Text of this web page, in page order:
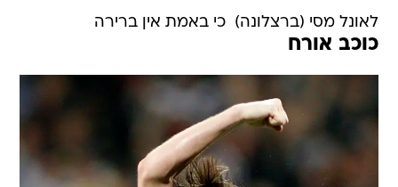
לאונל מסי (ברצלונה)  כי באמת אין ברירה
כוכב אורח